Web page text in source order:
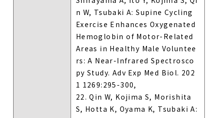
n W, Tsubaki A: Supine Cycling
Exercise Enhances Oxygenated
Hemoglobin of Motor-Related
Areas in Healthy Male Voluntee
rs: A Near-Infrared Spectrosco
py Study. Adv Exp Med Biol. 202
1 1269:295-300,
22. Qin W, Kojima S, Morishita
S, Hotta K, Oyama K, Tsubaki A: